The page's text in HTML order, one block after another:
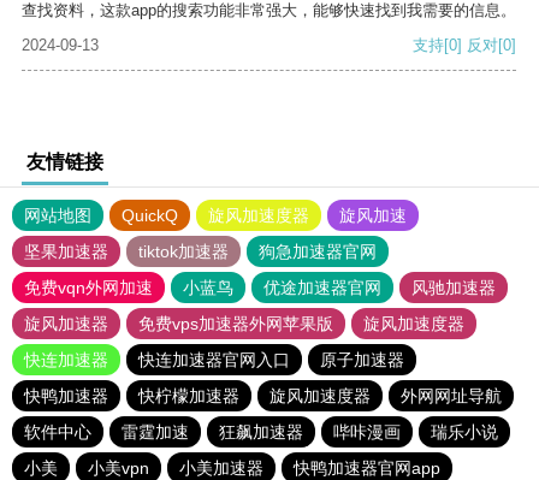
查找资料，这款app的搜索功能非常强大，能够快速找到我需要的信息。
2024-09-13
支持[0] 反对[0]
友情链接
网站地图 QuickQ 旋风加速度器
旋风加速
坚果加速器
tiktok加速器
狗急加速器官网
免费vqn外网加速
小蓝鸟 优途加速器官网
风驰加速器
旋风加速器
免费vps加速器外网苹果版
旋风加速度器
快连加速器
快连加速器官网入口
原子加速器
快鸭加速器
快柠檬加速器 旋风加速度器
外网网址导航
软件中心
雷霆加速 狂飙加速器 哔咔漫画
瑞乐小说
小美
小美vpn 小美加速器
快鸭加速器官网app